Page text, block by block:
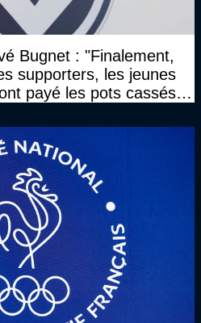
Bugnet : "Finalement,
supporters, les jeunes
payé les pots cassés